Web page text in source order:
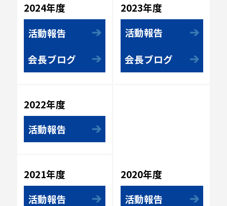
2024年度
活動報告
会長ブログ
2023年度
活動報告
会長ブログ
2022年度
活動報告
2021年度
活動報告
2020年度
活動報告